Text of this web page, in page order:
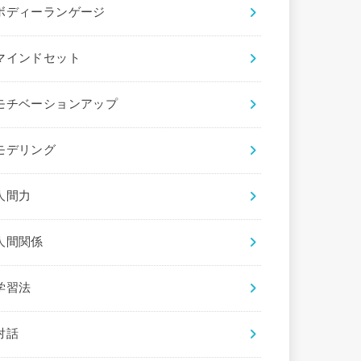
ディーランゲージ
インドセット
チベーションアップ
デリング
間力
間関係
習法
話